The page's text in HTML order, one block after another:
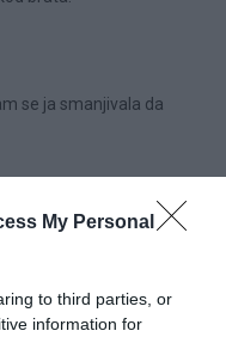
My Personal
to third parties, or
information for
se ja smanjivala da
fascikl.